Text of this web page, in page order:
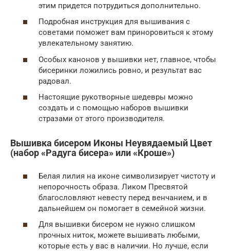
этим придется потрудиться дополнительно.
Подробная инструкция для вышивания с
советами поможет вам приноровиться к этому
увлекательному занятию.
Особых канонов у вышивки нет, главное, чтобы
бисеринки ложились ровно, и результат вас
радовал.
Настоящие рукотворные шедевры можно
создать и с помощью наборов вышивки
стразами от этого производителя.
Вышивка бисером Иконы Неувядаемый Цвет
(набор «Радуга бисера» или «Кроше»)
Белая лилия на иконе символизирует чистоту и
непорочность образа. Ликом Пресвятой
благословляют невесту перед венчанием, и в
дальнейшем он помогает в семейной жизни.
Для вышивки бисером не нужно слишком
прочных ниток, можете вышивать любыми,
которые есть у вас в наличии. Но лучше, если